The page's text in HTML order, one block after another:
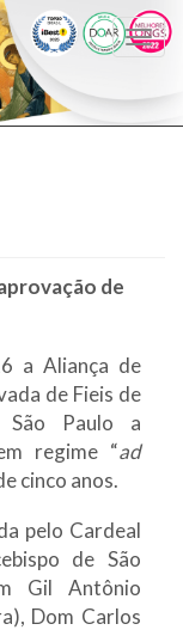
de
a Aliança de
de Fieis de
São Paulo a
regime “ad
cinco anos.
pelo Cardeal
de São
Gil Antônio
Dom Carlos